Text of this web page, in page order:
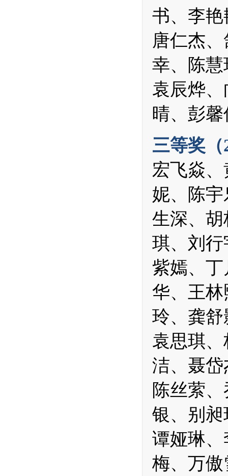
书、李
唐仁杰
幸、陈
袁辰烨
晴、彭馨
三等奖（
宏飞焱
妮、陈
生深、
琪、刘
紫嫣、
华、王
玲、龚
袁思琪
洁、聂
陈丝萦
银、别
谭娅琳
梅、万